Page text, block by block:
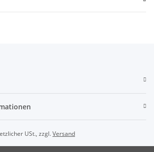
USt., zzgl.Versand